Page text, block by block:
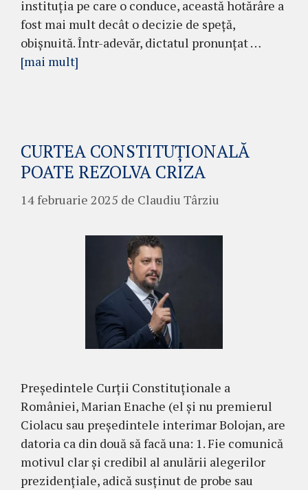
instituția pe care o conduce, această hotărâre a
fost mai mult decât o decizie de speță,
obișnuită. Într-adevăr, dictatul pronunțat …
[mai mult]
CURTEA CONSTITUȚIONALĂ
POATE REZOLVA CRIZA
14 februarie 2025 de Claudiu Târziu
Președintele Curții Constituționale a
României, Marian Enache (el și nu premierul
Ciolacu sau președintele interimar Bolojan, are
datoria ca din două să facă una: 1. Fie comunică
motivul clar și credibil al anulării alegerilor
prezidențiale, adică susținut de probe sau